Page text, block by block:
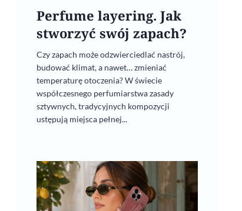
Perfume layering. Jak
stworzyć swój zapach?
Czy zapach może odzwierciedlać nastrój,
budować klimat, a nawet… zmieniać
temperaturę otoczenia? W świecie
współczesnego perfumiarstwa zasady
sztywnych, tradycyjnych kompozycji
ustępują miejsca pełnej...